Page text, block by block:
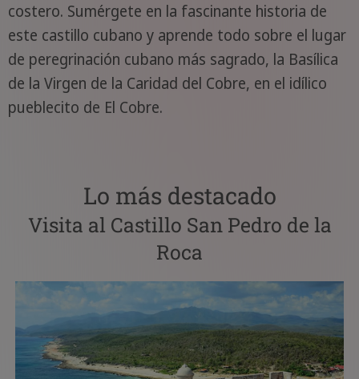
costero. Sumérgete en la fascinante historia de
este castillo cubano y aprende todo sobre el lugar
de peregrinación cubano más sagrado, la Basílica
de la Virgen de la Caridad del Cobre, en el idílico
pueblecito de El Cobre.
Lo más destacado
Visita al Castillo San Pedro de la
Roca